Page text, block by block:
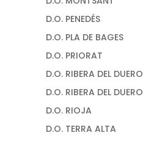
D.O. PENEDÉS
D.O. PLA DE BAGES
D.O. PRIORAT
D.O. RIBERA DEL DUERO
D.O. RIBERA DEL DUERO
D.O. RIOJA
D.O. TERRA ALTA